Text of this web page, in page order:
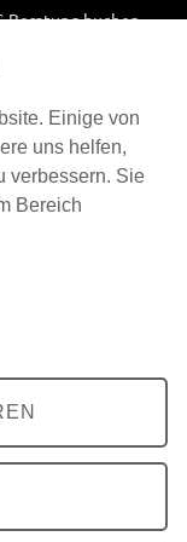
Beratung buchen
Einige von
uns helfen,
verbessern. Sie
Bereich